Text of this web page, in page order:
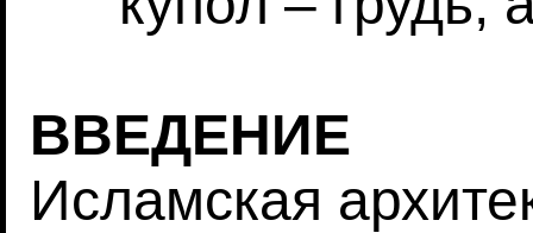
ВВЕДЕНИЕ
Исламская